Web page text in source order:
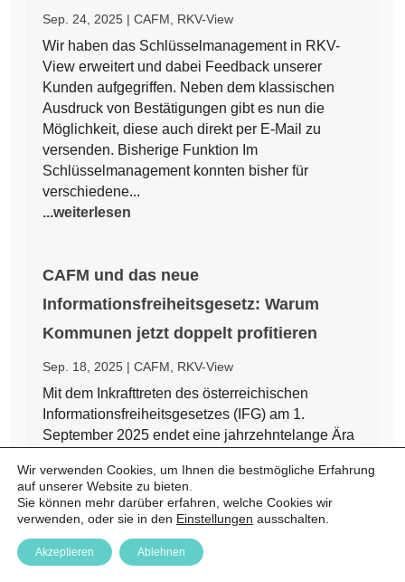
Sep. 24, 2025 |CAFM RKV-View
Wir haben das Schlüsselmanagement in RKV-
View erweitert und dabei Feedback unserer
Kunden aufgegriffen. Neben dem klassischen
Ausdruck von Bestätigungen gibt es nun die
Möglichkeit, diese auch direkt per E-Mail zu
versenden. Bisherige Funktion Im
Schlüsselmanagement konnten bisher für
verschiedene...
...weiterlesen
CAFM und das neue
Informationsfreiheitsgesetz: Warum
Kommunen jetzt doppelt profitieren
Sep. 18, 2025 |CAFM RKV-View
Mit dem Inkrafttreten des österreichischen
Informationsfreiheitsgesetzes (IFG) am 1.
September 2025 endet eine jahrzehntelange Ära
haben nun einen Rechtsanspruch auf Zugang zu
amtlichen Informationen – auch auf kommunaler
Ebene. Für Städte und Gemeinden...
...weiterlesen
Wir verwenden Cookies, um Ihnen die bestmögliche Erfahrung
auf unserer Website zu bieten.
Sie können mehr darüber erfahren, welche Cookies wir
verwenden, oder sie in den Einstellungen ausschalten.
Akzeptieren Ablehnen